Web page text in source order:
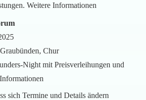
Weitere Informationen
Chur
Night mit Preisverleihungen und
sich Termine und Details ändern